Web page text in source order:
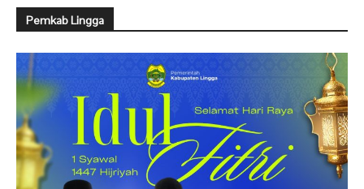
Pemkab Lingga